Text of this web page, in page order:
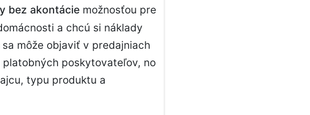
bez akontácie možnosťou pre
a chcú si náklady
môže objaviť v predajniach
poskytovateľov, no
typu produktu a